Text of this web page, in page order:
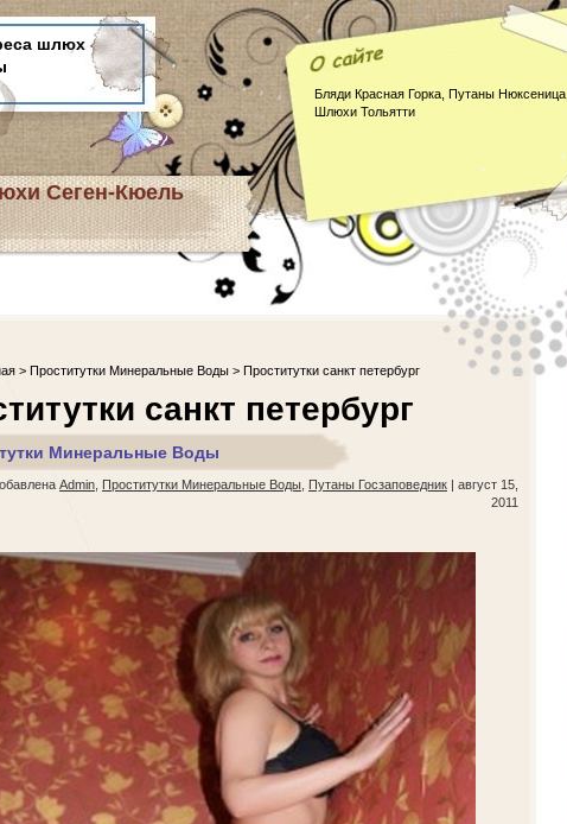
шлюх
Сеген-Кюель
Бляди Красная Горка, Путаны Нюксеница,
Шлюхи Тольятти
> Проститутки Минеральные Воды > Проститутки санкт петербург
санкт петербург
Минеральные Воды
Admin Проститутки Минеральные Воды Путаны Госзаповедник | август 15,
2011